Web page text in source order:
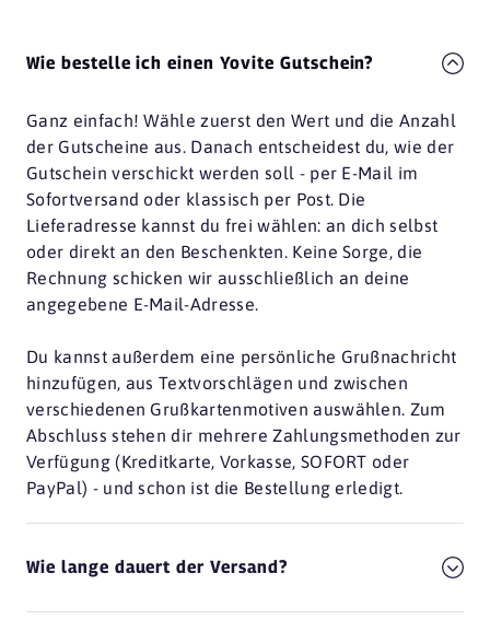
Wie bestelle ich einen Yovite Gutschein?
Ganz einfach! Wähle zuerst den Wert und die Anzahl
der Gutscheine aus. Danach entscheidest du, wie der
Gutschein verschickt werden soll - per E-Mail im
Sofortversand oder klassisch per Post. Die
Lieferadresse kannst du frei wählen: an dich selbst
oder direkt an den Beschenkten. Keine Sorge, die
Rechnung schicken wir ausschließlich an deine
angegebene E-Mail-Adresse.
Du kannst außerdem eine persönliche Grußnachricht
hinzufügen, aus Textvorschlägen und zwischen
verschiedenen Grußkartenmotiven auswählen. Zum
Abschluss stehen dir mehrere Zahlungsmethoden zur
Verfügung (Kreditkarte, Vorkasse, SOFORT oder
PayPal) - und schon ist die Bestellung erledigt.
Wie lange dauert der Versand?